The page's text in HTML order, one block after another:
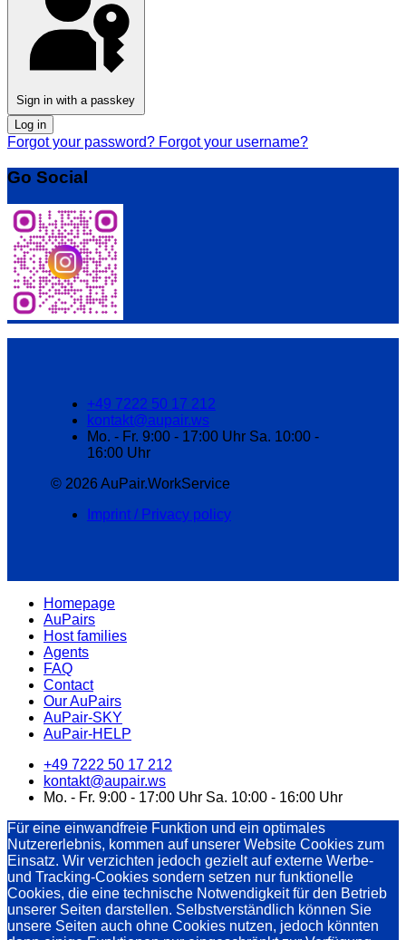
Sign in with a passkey
Log in
Forgot your password? Forgot your username?
Go Social
+49 7222 50 17 212
kontakt@aupair.ws
Mo. - Fr. 9:00 - 17:00 Uhr Sa. 10:00 -
16:00 Uhr
© 2026 AuPair.WorkService
Imprint / Privacy policy
Homepage
AuPairs
Host families
Agents
FAQ
Contact
Our AuPairs
AuPair-SKY
AuPair-HELP
+49 7222 50 17 212
kontakt@aupair.ws
Mo. - Fr. 9:00 - 17:00 Uhr Sa. 10:00 - 16:00 Uhr
Für eine einwandfreie Funktion und ein optimales
Nutzererlebnis, kommen auf unserer Website Cookies zum
Einsatz. Wir verzichten jedoch gezielt auf externe Werbe-
und Tracking-Cookies sondern setzen nur funktionelle
Cookies, die eine technische Notwendigkeit für den Betrieb
unserer Seiten darstellen. Selbstverständlich können Sie
unsere Seiten auch ohne Cookies nutzen, jedoch könnten